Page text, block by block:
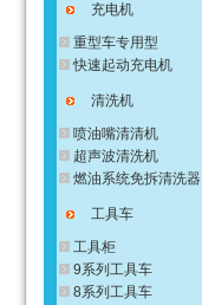
充电机
重型车专用型
快速起动充电机
清洗机
喷油嘴清清机
超声波清洗机
燃油系统免拆清洗器
工具车
工具柜
9系列工具车
8系列工具车